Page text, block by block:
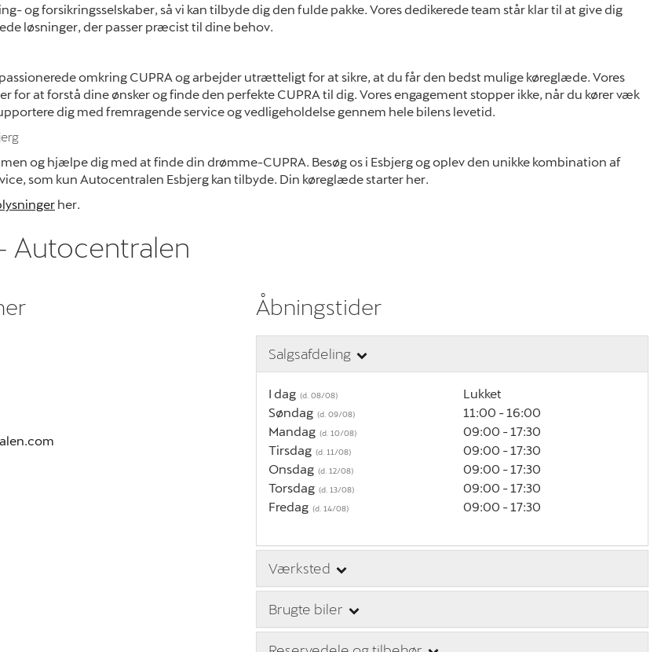
og forsikringsselskaber, så vi kan tilbyde dig den fulde pakke. Vores dedikerede team står klar til at give dig
løsninger, der passer præcist til dine behov.
omkring CUPRA og arbejder utrætteligt for at sikre, at du får den bedst mulige køreglæde. Vores
for at forstå dine ønsker og finde den perfekte CUPRA til dig. Vores engagement stopper ikke, når du kører væk
dig med fremragende service og vedligeholdelse gennem hele bilens levetid.
og hjælpe dig med at finde din drømme-CUPRA. Besøg os i Esbjerg og oplev den unikke kombination af
som kun Autocentralen Esbjerg kan tilbyde. Din køreglæde starter her.
her.
Autocentralen
Åbningstider
Salgsafdeling
I dag
Lukket
Søndag
11:00 - 16:00
Mandag
09:00 - 17:30
Tirsdag
09:00 - 17:30
Onsdag
09:00 - 17:30
Torsdag
09:00 - 17:30
Fredag
09:00 - 17:30
Værksted
Brugte biler